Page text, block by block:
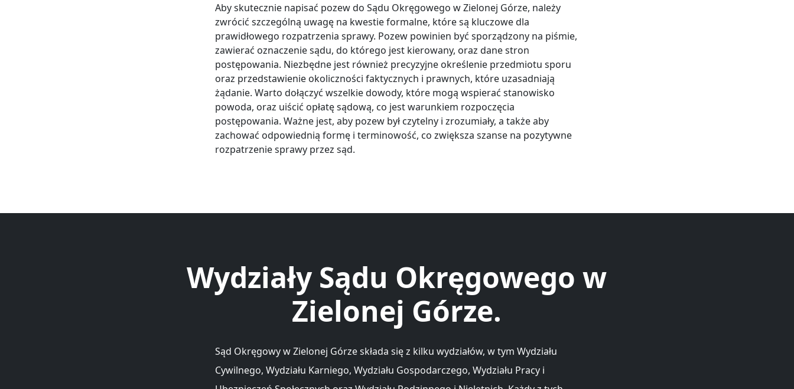
Aby skutecznie napisać pozew do Sądu Okręgowego w Zielonej Górze, należy
zwrócić szczególną uwagę na kwestie formalne, które są kluczowe dla
prawidłowego rozpatrzenia sprawy. Pozew powinien być sporządzony na piśmie,
zawierać oznaczenie sądu, do którego jest kierowany, oraz dane stron
postępowania. Niezbędne jest również precyzyjne określenie przedmiotu sporu
oraz przedstawienie okoliczności faktycznych i prawnych, które uzasadniają
żądanie. Warto dołączyć wszelkie dowody, które mogą wspierać stanowisko
powoda, oraz uiścić opłatę sądową, co jest warunkiem rozpoczęcia
postępowania. Ważne jest, aby pozew był czytelny i zrozumiały, a także aby
zachować odpowiednią formę i terminowość, co zwiększa szanse na pozytywne
rozpatrzenie sprawy przez sąd.
Wydziały Sądu Okręgowego w
Zielonej Górze.
Sąd Okręgowy w Zielonej Górze składa się z kilku wydziałów, w tym Wydziału
Cywilnego, Wydziału Karniego, Wydziału Gospodarczego, Wydziału Pracy i